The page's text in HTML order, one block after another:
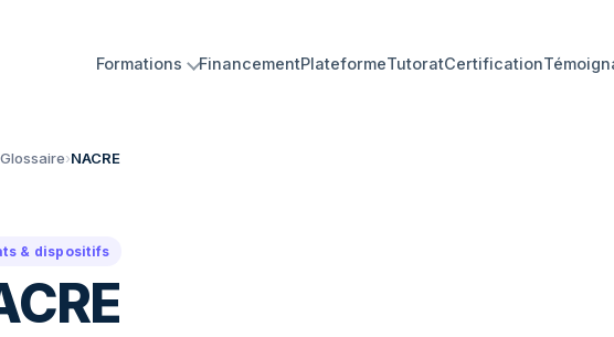
Formations FinancementPlateformeTutoratCertification
Glossaire›NACRE
& dispositifs